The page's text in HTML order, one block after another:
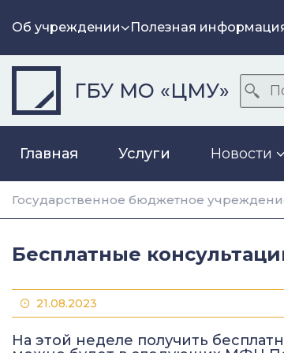
Об учреждении Полезная
ГБУ МО «ЦМУ»
Главная Услуги Новости
Государственное бюджетное
Бесплатные
21.08.2023
На этой неделе получить